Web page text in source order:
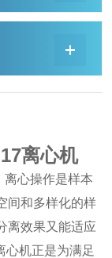
离心机
心操作是样本
间和多样化的样
离效果又能适应
心机正是为满足